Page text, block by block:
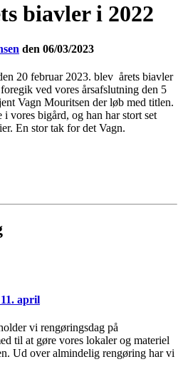
biavler i 2022
den 06/03/2023
20 februar 2023. blev årets biavler
ved vores årsafslutning den 5
Vagn Mouritsen der løb med titlen.
vores bigård, og han har stort set
En stor tak for det Vagn.
april
vi rengøringsdag på
til at gøre vores lokaler og materiel
Ud over almindelig rengøring har vi